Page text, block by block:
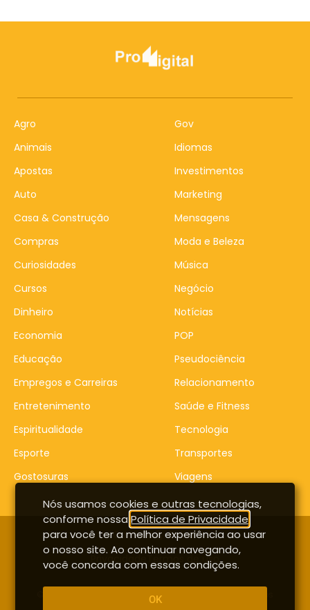
Agro
Animais
Apostas
Auto
Casa & Construção
Compras
Curiosidades
Cursos
Dinheiro
Economia
Educação
Empregos e Carreiras
Entretenimento
Espiritualidade
Esporte
Gostosuras
Gov
Idiomas
Investimentos
Marketing
Mensagens
Moda e Beleza
Música
Negócio
Notícias
POP
Pseudociência
Relacionamento
Saúde e Fitness
Tecnologia
Transportes
Viagens
Contato
Entrar
Privacidade
Termos de uso
© Copyright 2014-2026 – Proddigital – Todos os direitos
reservados
Nós usamos cookies e outras tecnologias,
conforme nossaPolítica de Privacidade
para você ter a melhor experiência ao usar
o nosso site. Ao continuar navegando,
você concorda com essas condições.
OK